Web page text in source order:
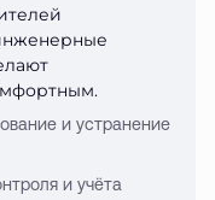
и устранение
и учёта